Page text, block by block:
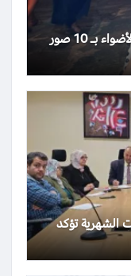
ياسمين عبد العزيز ومي عمر تتصدران الأضواء بـ 10 صور
الشهرية تؤكد